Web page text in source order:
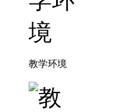
教学环境